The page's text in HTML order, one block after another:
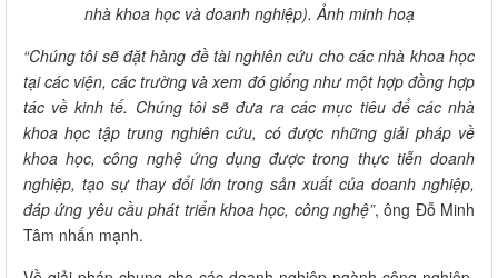
nhà khoa học và doanh nghiệp). Ảnh minh hoạ
“Chúng tôi sẽ đặt hàng đề tài nghiên cứu cho các nhà khoa học
tại các viện, các trường và xem đó giống như một hợp đồng hợp
tác về kinh tế. Chúng tôi sẽ đưa ra các mục tiêu để các nhà
khoa học tập trung nghiên cứu, có được những giải pháp về
khoa học, công nghệ ứng dụng được trong thực tiễn doanh
nghiệp, tạo sự thay đổi lớn trong sản xuất của doanh nghiệp,
đáp ứng yêu cầu phát triển khoa học, công nghệ”, ông Đỗ Minh
Tâm nhấn mạnh.